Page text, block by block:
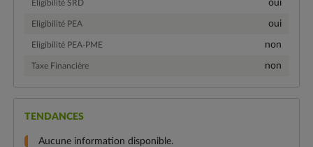
Eligibilité SRD oui
Eligibilité PEA oui
Eligibilité PEA-PME non
Taxe Financière non
TENDANCES
Aucune information disponible.